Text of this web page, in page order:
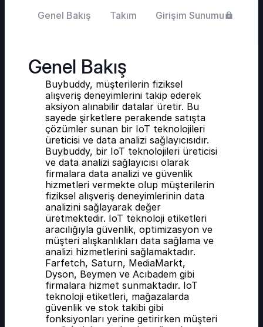
Genel Bakış Takım Girişim Sunumu
Genel Bakış
Buybuddy, müşterilerin fiziksel
alışveriş deneyimlerini takip ederek
aksiyon alınabilir datalar üretir. Bu
sayede şirketlere perakende satışta
çözümler sunan bir IoT teknolojileri
üreticisi ve data analizi sağlayıcısıdır.
Buybuddy, bir IoT teknolojileri üreticisi
ve data analizi sağlayıcısı olarak
firmalara data analizi ve güvenlik
hizmetleri vermekte olup müşterilerin
fiziksel alışveriş deneyimlerinin data
analizini sağlayarak değer
üretmektedir. IoT teknoloji etiketleri
aracılığıyla güvenlik, optimizasyon ve
müşteri alışkanlıkları data sağlama ve
analizi hizmetlerini sağlamaktadır.
Farfetch, Saturn, MediaMarkt,
Dyson, Beymen ve Acıbadem gibi
firmalara hizmet sunmaktadır. IoT
teknoloji etiketleri, mağazalarda
güvenlik ve stok takibi gibi
fonksiyonları yerine getirirken müşteri